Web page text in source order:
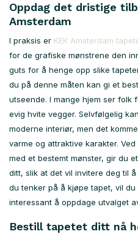
Oppdag det dristige
Amsterdam
I praksis er KEK Amsterdam
for de grafiske mønstrene den
guts for å henge opp slike
du på denne måten kan gi et
utseende. I mange hjem ser folk
evig hvite vegger. Selvfølgelig
moderne interiør, men det
varme og attraktive karakter.
med et bestemt mønster, gir du
ditt, slik at det vil invitere deg til
du tenker på å kjøpe tapet, vil
interessant å oppdage utvalget
Bestill tapetet ditt nå